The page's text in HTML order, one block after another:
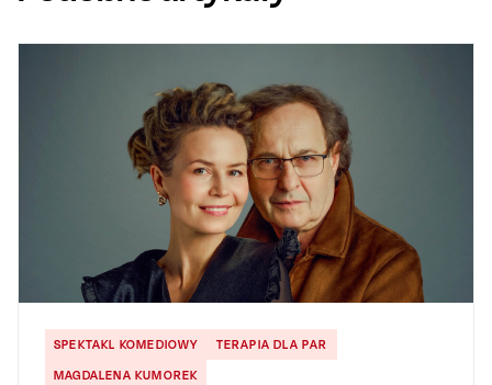
SPEKTAKL KOMEDIOWY
TERAPIA DLA PAR
MAGDALENA KUMOREK